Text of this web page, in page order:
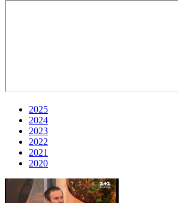
2025
2024
2023
2022
2021
2020